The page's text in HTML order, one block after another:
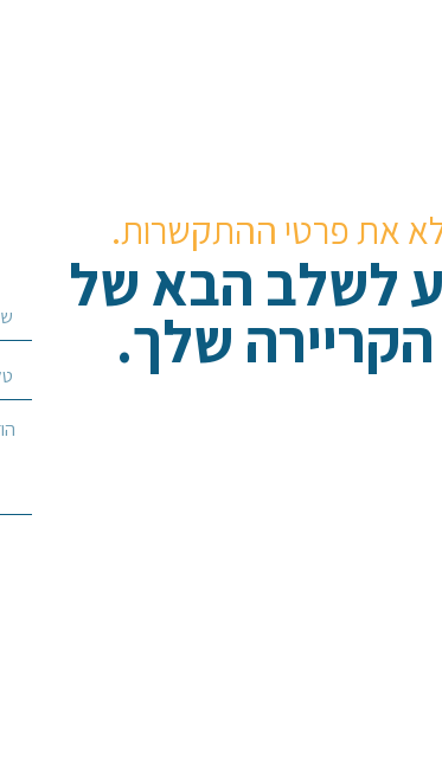
את פרטי ההתקשרות.
לשלב הבא של
שלך.